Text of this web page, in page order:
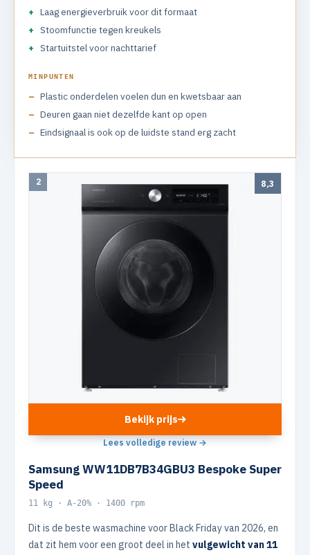
Laag energieverbruik voor dit formaat
Stoomfunctie tegen kreukels
Startuitstel voor nachttarief
MINPUNTEN
Plastic onderdelen voelen dun en kwetsbaar aan
Deuren gaan niet dezelfde kant op open
Eindsignaal is ook op de luidste stand erg zacht
2 8,3
Bekijk prijs
Lees volledige review →
Samsung WW11DB7B34GBU3 Bespoke Super
Speed
11 kg · A-20% · 1400 rpm
Dit is de beste wasmachine voor Black Friday van 2026, en
dat zit hem voor een groot deel in het vulgewicht van 11